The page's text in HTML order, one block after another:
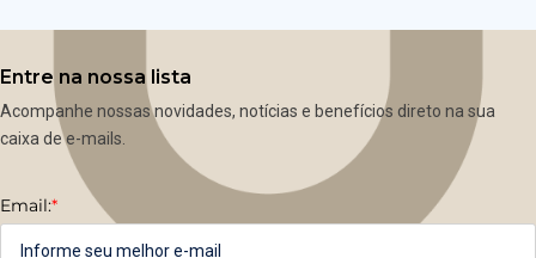
Entre na nossa lista
Acompanhe nossas novidades, notícias e benefícios direto na sua
caixa de e-mails.
Email:*